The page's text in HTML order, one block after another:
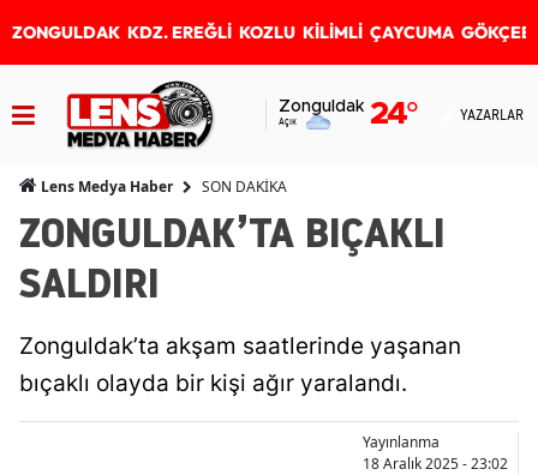
ZONGULDAK KDZ. EREĞLİ KOZLU KİLİMLİ ÇAYCUMA
Zonguldak
Açık 24° YAZARLAR
Lens Medya Haber SON DAKİKA
ZONGULDAK’TA BIÇAKLI
SALDIRI
Zonguldak’ta akşam saatlerinde yaşanan
bıçaklı olayda bir kişi ağır yaralandı.
Yayınlanma
18 Aralık 2025 - 23:02